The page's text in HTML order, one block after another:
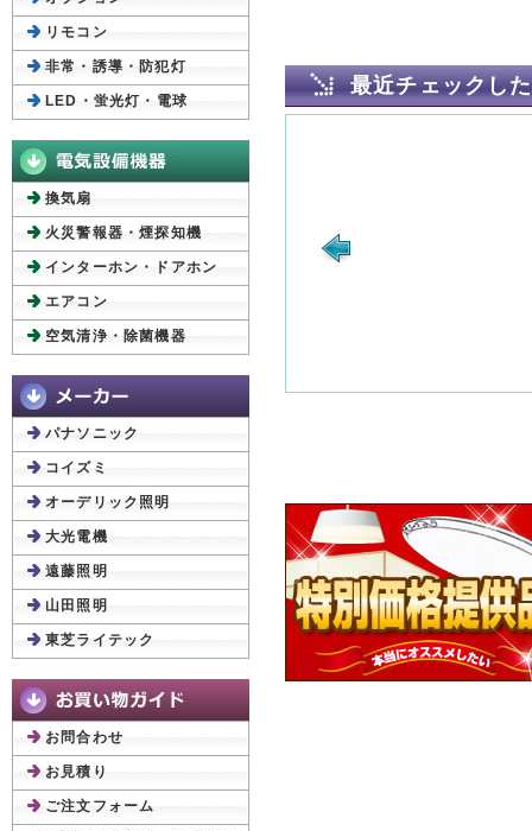
最近チェックし
リモコン
非常・誘導・防犯灯
LED・蛍光灯・電球
換気扇
火災警報器・煙探知機
インターホン・ドアホン
エアコン
空気清浄・除菌機器
パナソニック
コイズミ
オーデリック照明
大光電機
遠藤照明
山田照明
東芝ライテック
お問合わせ
お見積り
ご注文フォーム